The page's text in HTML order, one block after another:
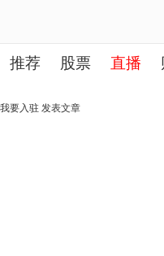
推荐 股票 直播
理财 行业
我要入驻 发表文章